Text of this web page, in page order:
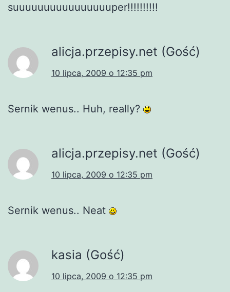
suuuuuuuuuuuuuuuuper!!!!!!!!!!
alicja.przepisy.net (Gość)
10 lipca, 2009 o 12:35 pm
Sernik wenus.. Huh, really?
alicja.przepisy.net (Gość)
10 lipca, 2009 o 12:35 pm
Sernik wenus.. Neat
kasia (Gość)
10 lipca, 2009 o 12:35 pm